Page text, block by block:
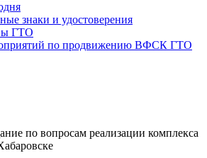
знаки и удостоверения
ГТО
по продвижению ВФСК ГТО
по вопросам реализации комплекса